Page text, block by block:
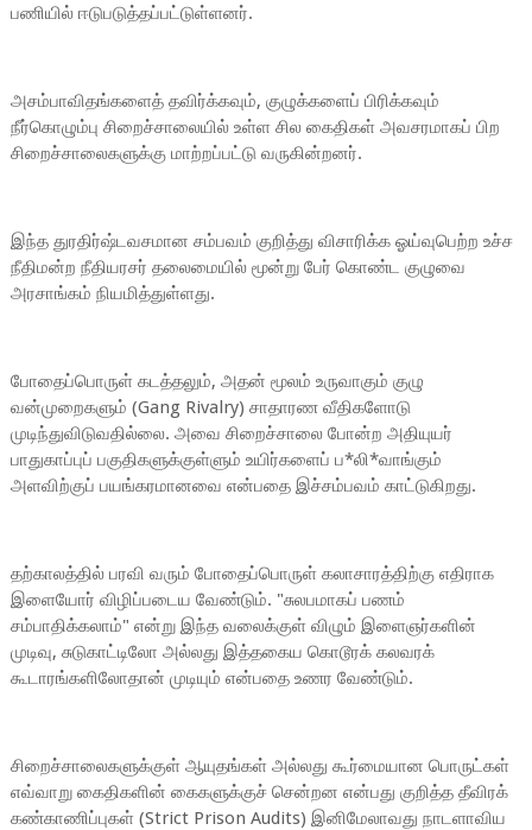
பணியில் ஈடுபடுத்தப்பட்டுள்ளனர்.
அசம்பாவிதங்களைத் தவிர்க்கவும், குழுக்களைப் பிரிக்கவும்
நீர்கொழும்பு சிறைச்சாலையில் உள்ள சில கைதிகள் அவசரமாகப் பிற
சிறைச்சாலைகளுக்கு மாற்றப்பட்டு வருகின்றனர்.
இந்த துரதிர்ஷ்டவசமான சம்பவம் குறித்து விசாரிக்க ஓய்வுபெற்ற உச்ச
நீதிமன்ற நீதியரசர் தலைமையில் மூன்று பேர் கொண்ட குழுவை
அரசாங்கம் நியமித்துள்ளது.
போதைப்பொருள் கடத்தலும், அதன் மூலம் உருவாகும் குழு
வன்முறைகளும் (Gang Rivalry) சாதாரண வீதிகளோடு
முடிந்துவிடுவதில்லை. அவை சிறைச்சாலை போன்ற அதியுயர்
பாதுகாப்புப் பகுதிகளுக்குள்ளும் உயிர்களைப் ப*லி*வாங்கும்
அளவிற்குப் பயங்கரமானவை என்பதை இச்சம்பவம் காட்டுகிறது.
தற்காலத்தில் பரவி வரும் போதைப்பொருள் கலாசாரத்திற்கு எதிராக
இளையோர் விழிப்படைய வேண்டும். "சுலபமாகப் பணம்
சம்பாதிக்கலாம்" என்று இந்த வலைக்குள் விழும் இளைஞர்களின்
முடிவு, சுடுகாட்டிலோ அல்லது இத்தகைய கொடூரக் கலவரக்
கூடாரங்களிலோதான் முடியும் என்பதை உணர வேண்டும்.
சிறைச்சாலைகளுக்குள் ஆயுதங்கள் அல்லது கூர்மையான பொருட்கள்
எவ்வாறு கைதிகளின் கைகளுக்குச் சென்றன என்பது குறித்த தீவிரக்
கண்காணிப்புகள் (Strict Prison Audits) இனிமேலாவது நாடளாவிய